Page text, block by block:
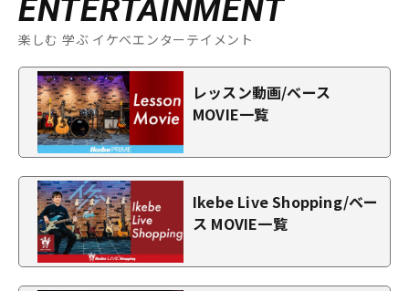
ENTERTAINMENT
楽しむ 学ぶ イケベエンターテイメント
レッスン動画/ベース
MOVIE一覧
Ikebe Live Shopping/ベー
ス MOVIE一覧